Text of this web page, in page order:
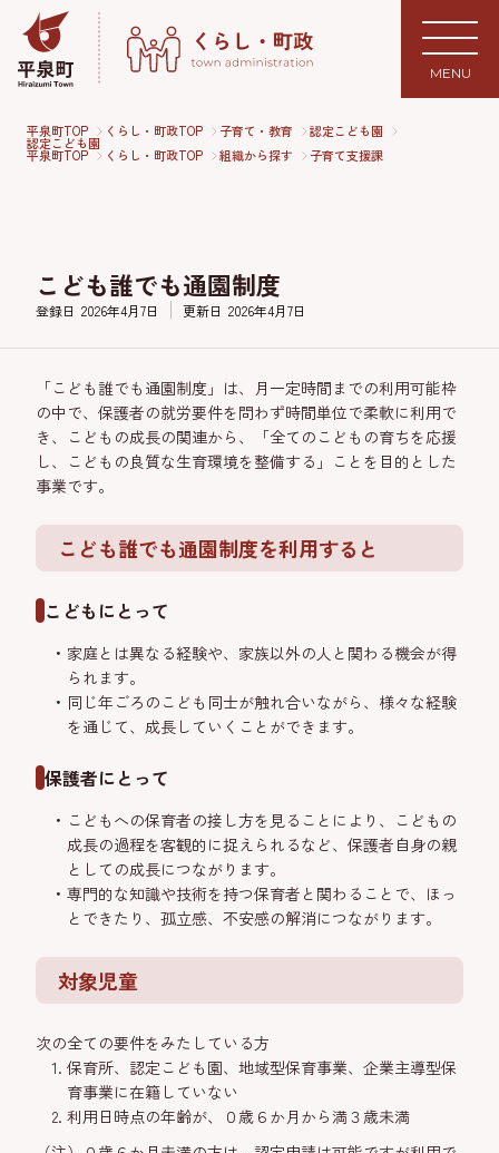
MENU
平泉町TOP くらし・町政TOP 子育て・教育 認定こども園
認定こども園
平泉町TOP くらし・町政TOP 組織から探す 子育て支援課
こども誰でも通園制度
登録日 2026年4月7日 更新日 2026年4月7日
「こども誰でも通園制度」は、月一定時間までの利用可能枠
の中で、保護者の就労要件を問わず時間単位で柔軟に利用で
き、こどもの成長の関連から、「全てのこどもの育ちを応援
し、こどもの良質な生育環境を整備する」ことを目的とした
事業です。
こども誰でも通園制度を利用すると
こどもにとって
家庭とは異なる経験や、家族以外の人と関わる機会が得
られます。
同じ年ごろのこども同士が触れ合いながら、様々な経験
を通じて、成長していくことができます。
保護者にとって
こどもへの保育者の接し方を見ることにより、こどもの
成長の過程を客観的に捉えられるなど、保護者自身の親
としての成長につながります。
専門的な知識や技術を持つ保育者と関わることで、ほっ
とできたり、孤立感、不安感の解消につながります。
対象児童
次の全ての要件をみたしている方
保育所、認定こども園、地域型保育事業、企業主導型保
育事業に在籍していない
利用日時点の年齢が、０歳６か月から満３歳未満